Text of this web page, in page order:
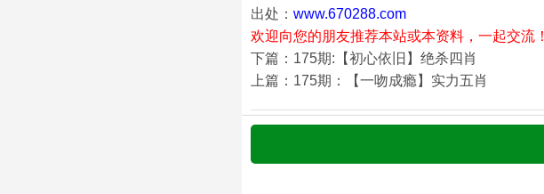
出处： www.670288.com
欢迎向您的朋友推荐本站或本资料，一起交流！
下篇：175期:【初心依旧】绝杀四肖
上篇：175期：【一吻成瘾】实力五肖